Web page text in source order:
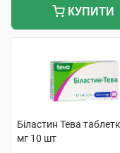
КУПИТИ
Біластин Тева
мг 10 шт